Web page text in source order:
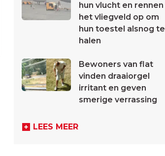
hun vlucht en rennen
het vliegveld op om
hun toestel alsnog te
halen
Bewoners van flat
vinden draaiorgel
irritant en geven
smerige verrassing
LEES MEER